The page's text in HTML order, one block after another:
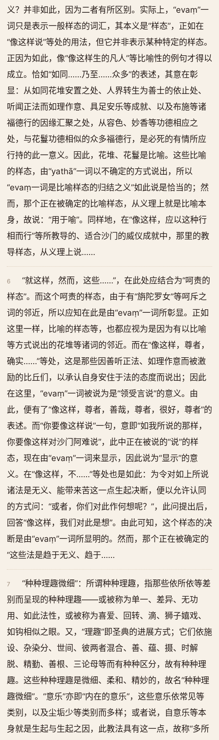
义？并非如此，因为二者有所区别。实际上，“evaṃ”一
词只是表示一般样态的词汇，其本义是“样态”，正如在
“像这样说”等处的用法，但它并非表示某种特定的样态。
正因为如此，像“像这样生的凡人”等比喻性的例句才得以
成立。恰如“如同……乃至……众多”的表述，其意在彰
显：从如同花堆安置之处、人界转生为善士的依止处、
听闻正法而如理作意、具足安乐等成就、以及布施等诸
福德行的因缘汇聚之处，从容色、妙香等功德相应之
处，与花鬘功德相似的众多福德行，是必死的有情所应
行持的此一意义。因此，花堆、花鬘是比喻。这些比喻
的样态，由“yathā”一词以不确定的方式说出，所以
“evaṃ一词是比喻样态的归结之义”如此说是恰当的；然
而，那个正在被确定的比喻样态，从义理上就是比喻本
身，故说：“用于喻”。同样地，在“像这样，应以这种行
相而行”等所教导的、适合沙门的威仪成就中，那里的教
导样态，从义理上说……
6
“就这样，然而，这些……”，在此处应结合为“呵责的
样态”。而这个呵责的样态，由于有“旃陀罗女”等呵斥之
词的邻近，所以应知在此是由“evaṃ”一词所彰显。正如
这里一样，比喻的样态等，也都应视为是因为有以比喻
等方式说出的花堆等诸词的邻近。而在“像这样，尊者，
确实……”等处，这是那些因善听正法、如理作意而被激
励的比丘们，以承认自身安住于法的态度而说出；因此
在这里，“evaṃ”一词被说为是“领受言说”的意义。由
此，便有了“像这样，尊者，善哉，尊者，很好，尊者”的
表述。而“你要像这样说”一句，意即“如我所说的那样，
你要像这样对沙门阿难说”，此中正在被说的“说”的样
态，现在由“evaṃ”一词来显示，因此说为“显示”的意
义。在“像这样，不……”等处也是如此：为令对如上所说
诸法是无义、能带来苦这一点生起决断，便以允许认同
的方式问：“或者，你们对此作何想呢？”，此问提出后，
回答“像这样，我们对此是想”。由此可知，这个样态的决
断是由“evaṃ”一词所显明的。然而，那个正在被确定的
“这些法是趋于无义、趋于……
7
“种种理趣微细”：所谓种种理趣，指那些依所依等差
别而呈现的种种理趣——或被称为单一、差异、无功
用、如此法性，或被称为喜爱、回转、滴、狮子嬉戏、
如钩相似之眼。又，“理趣”即圣典的进展方式；它们依施
设、杂染分、世间、彼两者混合、善、蕴、摄、时解
脱、精勤、善根、三论母等而有种种区分，故有种种理
趣。这些种种理趣是微细、柔和、精妙的，故名“种种理
趣微细”。“意乐”亦即“内在的意乐”，这些意乐依常见等
类别，以及尘垢少等类别而多样；或者说，自意乐等本
身就是生起与生起之因，此教法具有这一点，故称“多所